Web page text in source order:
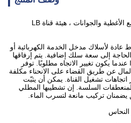
عادة لأسلاك مدخل الخدمة الكهربائية أو
إلى سعة سلك إضافية. يتم إرفاقها
بموصلات جامدة أو أنابيب IMC عندما يكون تغيير الاتجاه مطلوبًا. توفر
عن طريق القضاء على الانحناء مكلفة
تشغيل القناة. يمكن أن يثبّت
السلسة. إن تشطيبها المطلي
تركيب مانعة لتسرب الماء.